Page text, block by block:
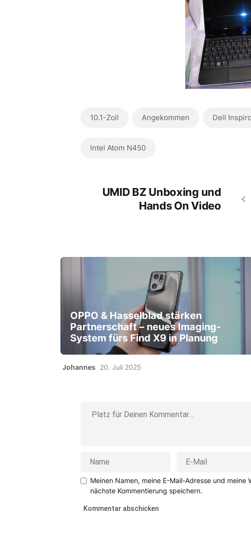
10.1-Zoll Angekommen Dell
Intel Atom N450
UMID BZ Unboxing und
Hands On Video
OPPO & Hasselblad stärken
Partnerschaft – neues Imaging-
System fürs Find X9 in Planung
Johannes 20. Juli 2025
Meinen Namen, meine E-Mail-Adresse und meine
nächste Kommentierung speichern.